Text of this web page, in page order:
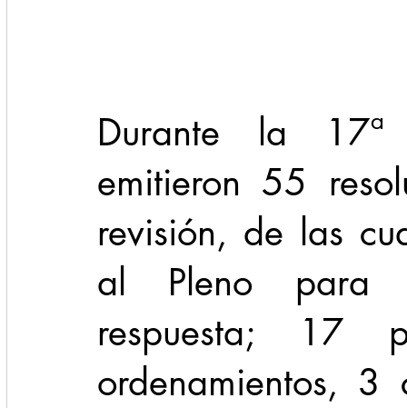
Durante la 17ª
emitieron 55
revisión, de las
al Pleno para
respuesta; 17
ordenamientos,